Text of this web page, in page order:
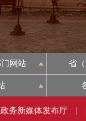
网站 省
政务新媒体发布厅